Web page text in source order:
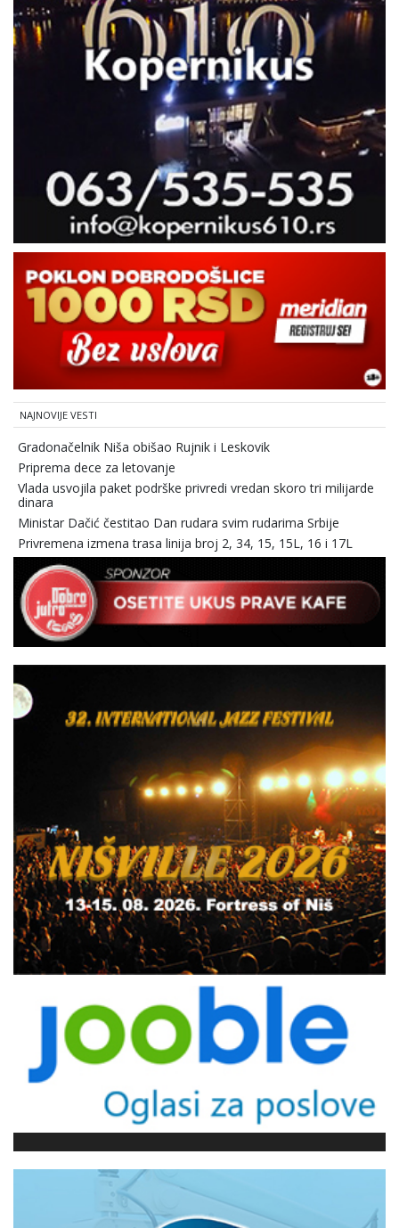
NAJNOVIJE VESTI
Gradonačelnik Niša obišao Rujnik i Leskovik
Priprema dece za letovanje
Vlada usvojila paket podrške privredi vredan skoro tri milijarde
dinara
Ministar Dačić čestitao Dan rudara svim rudarima Srbije
Privremena izmena trasa linija broj 2, 34, 15, 15L, 16 i 17L